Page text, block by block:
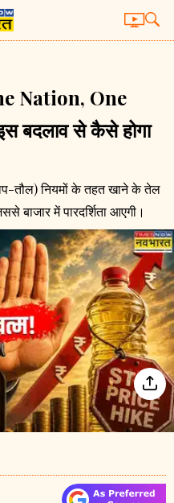
Nation, One
बदलाव से कैसे होगा
तौल) नियमों के तहत खाने के तेल
बाजार में पारदर्शिता आएगी।